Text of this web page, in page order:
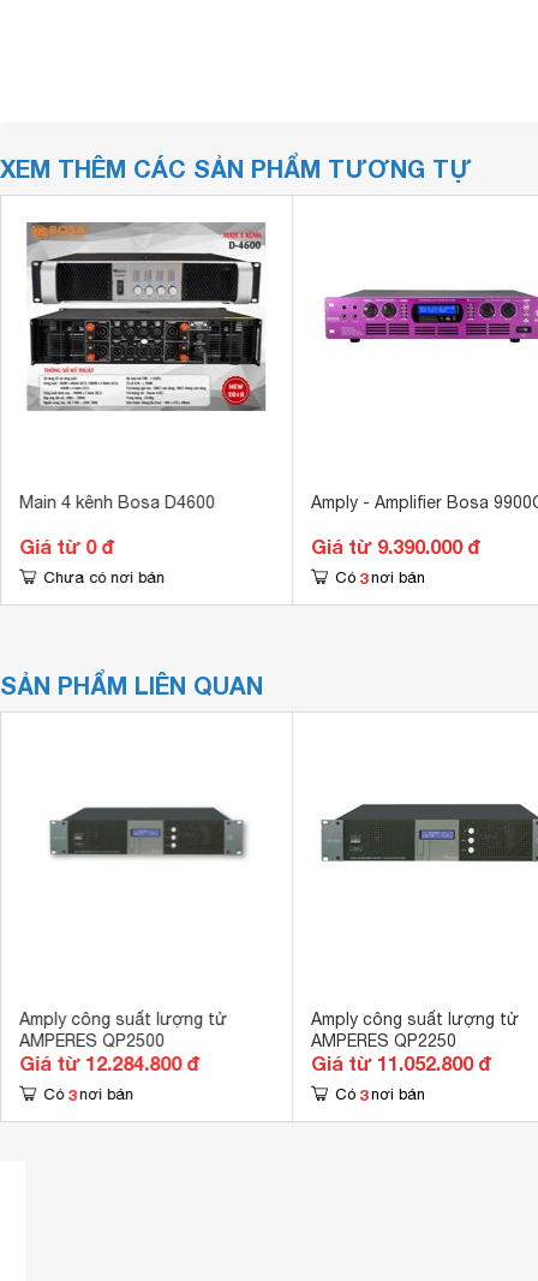
XEM THÊM CÁC SẢN PHẨM TƯƠNG TỰ
Main 4 kênh Bosa D4600
Giá từ 0 đ
Chưa có nơi bán
Amply - Amplifier Bosa
Giá từ 9.390.000 đ
Có 3 nơi bán
SẢN PHẨM LIÊN QUAN
Amply công suất lượng tử
AMPERES QP2500
Giá từ 12.284.800 đ
Có 3 nơi bán
Amply công suất lượng tử
AMPERES QP2250
Giá từ 11.052.800 đ
Có 3 nơi bán